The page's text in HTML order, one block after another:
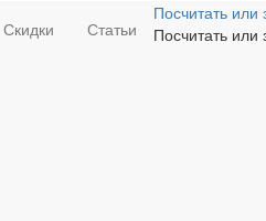
Скидки Статьи
Посчитать или
Посчитать или